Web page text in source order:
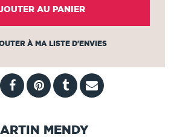
AU PANIER
À MA LISTE D'ENVIES
MENDY